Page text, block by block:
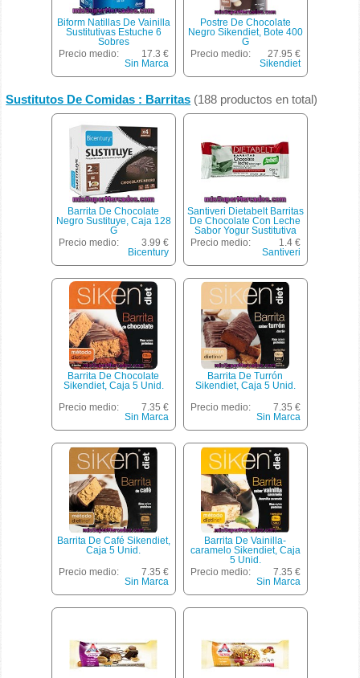
Biform Natillas De Vainilla
Sustitutivas Estuche 6
Sobres
Precio medio:
17.3 €
Sin Marca
Postre De Chocolate
Negro Sikendiet, Bote 400
G
Precio medio:
27.95 €
Sikendiet
Sustitutos De Comidas : Barritas (188 productos en total)
Barrita De Chocolate
Negro Sustituye, Caja 128
G
Precio medio:
3.99 €
Bicentury
Santiveri Dietabelt Barritas
De Chocolate Con Leche
Sabor Yogur Sustitutiva
De Una Comida Envase
Precio medio:
1.4 €
Santiveri
Barrita De Chocolate
Sikendiet, Caja 5 Unid.
Precio medio:
7.35 €
Sin Marca
Barrita De Turrón
Sikendiet, Caja 5 Unid.
Precio medio:
7.35 €
Sin Marca
Barrita De Café Sikendiet,
Caja 5 Unid.
Precio medio:
7.35 €
Sin Marca
Barrita De Vainilla-
caramelo Sikendiet, Caja
5 Unid.
Precio medio:
7.35 €
Sin Marca